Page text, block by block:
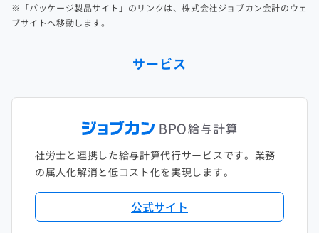
※「パッケージ製品サイト」のリンクは、株式会社ジョブカン会計のウェ
ブサイトへ移動します。
サービス
社労士と連携した給与計算代行サービスです。業務
の属人化解消と低コスト化を実現します。
公式サイト